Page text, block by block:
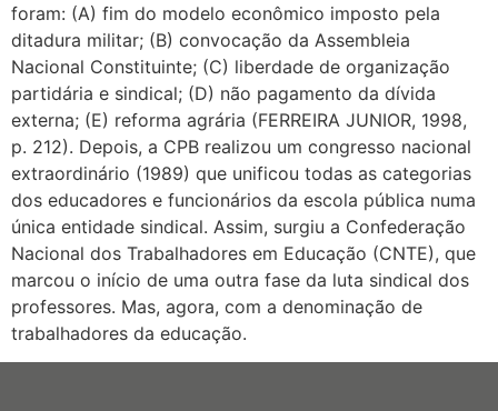
foram: (A) fim do modelo econômico imposto pela
ditadura militar; (B) convocação da Assembleia
Nacional Constituinte; (C) liberdade de organização
partidária e sindical; (D) não pagamento da dívida
externa; (E) reforma agrária (FERREIRA JUNIOR, 1998,
p. 212). Depois, a CPB realizou um congresso nacional
extraordinário (1989) que unificou todas as categorias
dos educadores e funcionários da escola pública numa
única entidade sindical. Assim, surgiu a Confederação
Nacional dos Trabalhadores em Educação (CNTE), que
marcou o início de uma outra fase da luta sindical dos
professores. Mas, agora, com a denominação de
trabalhadores da educação.